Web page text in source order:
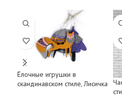
Ёлочные игрушки в
скандинавском стиле, Лисичка